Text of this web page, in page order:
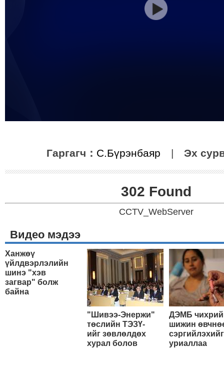
Гаргагч： С.Бүрэнбаяр | Эх
302 Found
CCTV_WebServer
Видео мэдээ
Ханжөү
үйлдвэрлэлийн
шинэ "хэв
загвар" болж
байна
"Шивээ-Энержи"
төслийн ТЭЗҮ-
ийг зөвлөлдөх
хурал болов
ДЭМБ
шижин
сэргийлэхийг
уриаллаа